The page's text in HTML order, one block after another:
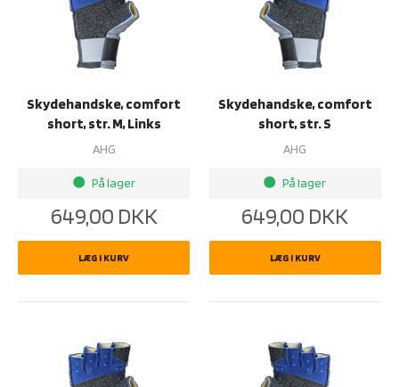
Skydehandske, comfort
short, str. M, Links
AHG
brightness_1 På lager
649,00 DKK
LÆG I KURV
Skydehandske, comfort
short, str. S
AHG
brightness_1 På lager
649,00 DKK
LÆG I KURV